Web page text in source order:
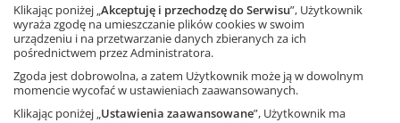
Testy do lektury (przed omówieniem)
Opracowanie: Albert Duzinkiewicz
Sprawdzian A –plik pdf|plik doc
Sprawdzian B –plik pdf|plik doc
Klucz odpowiedzi –plik pdf
Klikając poniżej „Akceptuję i przechodzę do Serwisu”, Użytkownik
wyraża zgodę na umieszczanie plików cookies w swoim
urządzeniu i na przetwarzanie danych zbieranych za ich
pośrednictwem przez Administratora.
Zgoda jest dobrowolna, a zatem Użytkownik może ją w dowolnym
momencie wycofać w ustawieniach zaawansowanych.
Klikając poniżej „Ustawienia zaawansowane”, Użytkownik ma